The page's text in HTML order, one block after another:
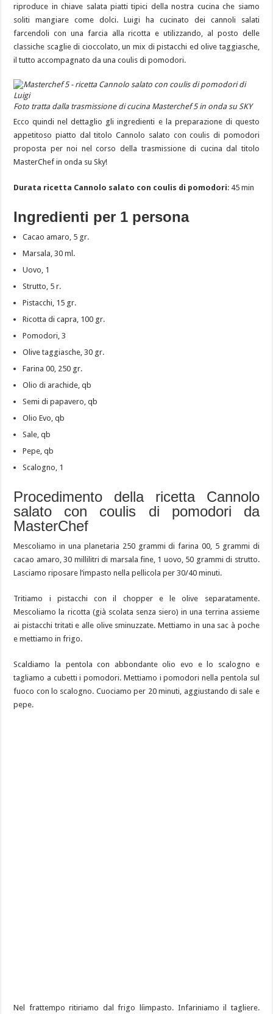
riproduce in chiave salata piatti tipici della nostra cucina che siamo
soliti mangiare come dolci. Luigi ha cucinato dei cannoli salati
farcendoli con una farcia alla ricotta e utilizzando, al posto delle
classiche scaglie di cioccolato, un mix di pistacchi ed olive taggiasche,
il tutto accompagnato da una coulis di pomodori.
Foto tratta dalla trasmissione di cucina Masterchef 5 in onda su SKY
Ecco quindi nel dettaglio gli ingredienti e la preparazione di questo
appetitoso piatto dal titolo Cannolo salato con coulis di pomodori
proposta per noi nel corso della trasmissione di cucina dal titolo
MasterChef in onda su Sky!
Durata ricetta Cannolo salato con coulis di pomodori: 45 min
Ingredienti per 1 persona
Cacao amaro, 5 gr.
Marsala, 30 ml.
Uovo, 1
Strutto, 5 r.
Pistacchi, 15 gr.
Ricotta di capra, 100 gr.
Pomodori, 3
Olive taggiasche, 30 gr.
Farina 00, 250 gr.
Olio di arachide, qb
Semi di papavero, qb
Olio Evo, qb
Sale, qb
Pepe, qb
Scalogno, 1
Procedimento della ricetta Cannolo
salato con coulis di pomodori da
MasterChef
Mescoliamo in una planetaria 250 grammi di farina 00, 5 grammi di
cacao amaro, 30 millilitri di marsala fine, 1 uovo, 50 grammi di strutto.
Lasciamo riposare l’impasto nella pellicola per 30/40 minuti.
Tritiamo i pistacchi con il chopper e le olive separatamente.
Mescoliamo la ricotta (già scolata senza siero) in una terrina assieme
ai pistacchi tritati e alle olive sminuzzate. Mettiamo in una sac à poche
e mettiamo in frigo.
Scaldiamo la pentola con abbondante olio evo e lo scalogno e
tagliamo a cubetti i pomodori. Mettiamo i pomodori nella pentola sul
fuoco con lo scalogno. Cuociamo per 20 minuti, aggiustando di sale e
pepe.
Nel frattempo ritiriamo dal frigo líimpasto. Infariniamo il tagliere.